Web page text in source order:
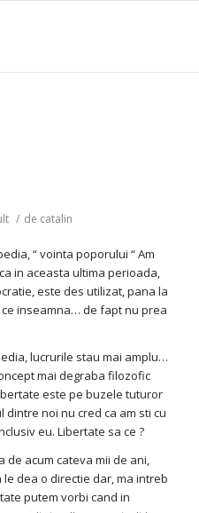
/ de catalin
“ vointa poporului “ Am
in aceasta ultima perioada,
este des utilizat, pana la
inseamna… de fapt nu prea
lucrurile stau mai amplu…
mai degraba filozofic
este pe buzele tuturor
noi nu cred ca am sti cu
eu. Libertate sa ce ?
de acum cateva mii de ani,
dea o directie dar, ma intreb
putem vorbi cand in